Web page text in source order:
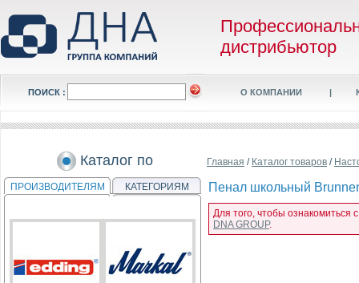
дистрибьютор
ПОИСК : О КОМПАНИИ |
Каталог по
ПРОИЗВОДИТЕЛЯМ КАТЕГОРИЯМ
Главная / Каталог товаров /
Пенал школьный
Для того, чтобы
DNA GROUP.